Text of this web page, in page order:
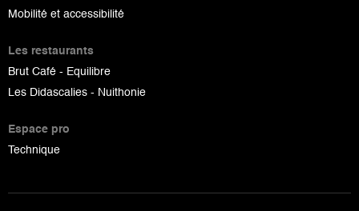
Mobilité et accessibilité
Les restaurants
Brut Café - Equilibre
Les Didascalies - Nuithonie
Espace pro
Technique